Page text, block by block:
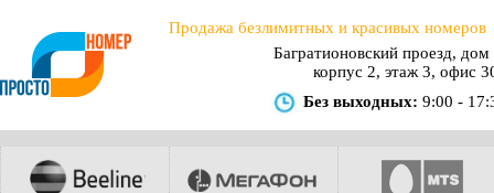
Продажа безлимитных и красивых номеров
Багратионовский проезд, дом
корпус 2, этаж 3, офис
Без выходных: 9:00 -